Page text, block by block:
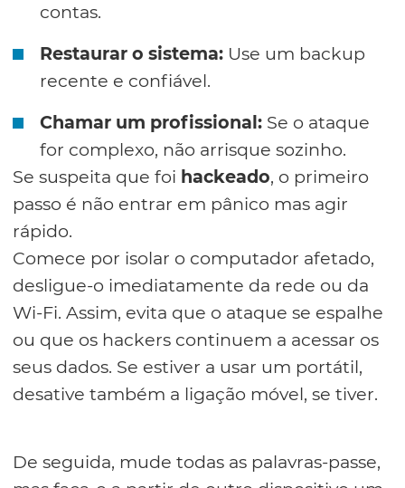
contas.
Restaurar o sistema: Use um backup
recente e confiável.
Chamar um profissional: Se o ataque
for complexo, não arrisque sozinho.
Se suspeita que foi hackeado, o primeiro
passo é não entrar em pânico mas agir
rápido.
Comece por isolar o computador afetado,
desligue-o imediatamente da rede ou da
Wi-Fi. Assim, evita que o ataque se espalhe
ou que os hackers continuem a acessar os
seus dados. Se estiver a usar um portátil,
desative também a ligação móvel, se tiver.
De seguida, mude todas as palavras-passe,